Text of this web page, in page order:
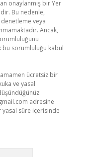
onaylanmış bir Yer
Bu nedenle,
veya
Ancak,
bu sorumluluğu kabul
ücretsiz bir
ve yasal
adresine
süre içerisinde